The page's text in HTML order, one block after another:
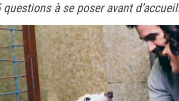
questions à se poser avant